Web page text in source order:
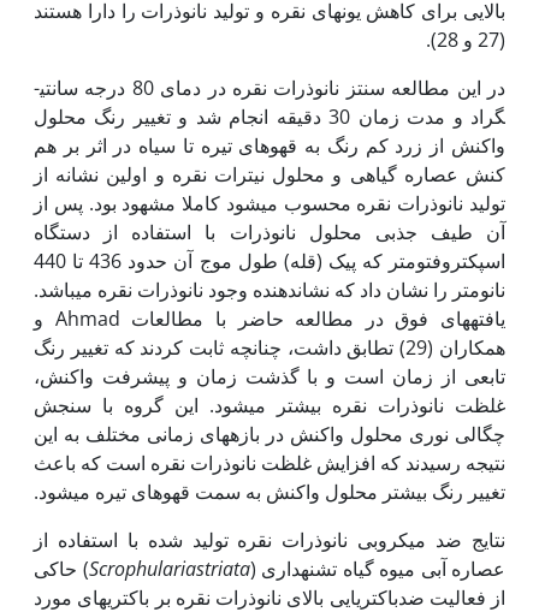
بالایی برای کاهش یون­های نقره و تولید نانوذرات را دارا هستند
(27 و 28).
در این مطالعه سنتز نانوذرات نقره در دمای 80 درجه‫ سانتی­
گراد و مدت زمان 30 دقیقه انجام شد و تغییر رنگ محلول
واکنش از زرد کم رنگ به قهوه­ای تیره تا سیاه در اثر بر هم
کنش عصاره گیاهی و محلول نیترات نقره و اولین نشانه از
تولید نانوذرات نقره محسوب می­شود کاملا مشهود بود. پس از
آن طیف جذبی محلول نانوذرات با استفاده از دستگاه
اسپکتروفتومتر که پیک (قله) طول موج آن حدود 436 تا 440
نانومتر را نشان داد که نشان‫دهنده وجود نانوذرات نقره می­باشد.
یافته­های فوق در مطالعه حاضر با مطالعات Ahmad و
همکاران (29) تطابق داشت، چنانچه ثابت کردند که تغییر رنگ
تابعی از زمان است و با گذشت زمان و پیشرفت واکنش،
غلظت نانوذرات نقره بیشتر می­شود. این گروه با سنجش
چگالی نوری محلول واکنش در بازه­های زمانی مختلف به این
نتیجه رسیدند که افزایش غلظت نانوذرات نقره است که باعث
تغییر رنگ بیشتر محلول واکنش به سمت قهوه­ای تیره می­شود.
نتایج ضد میکروبی نانوذرات نقره تولید شده با استفاده از
عصاره آبی میوه گیاه تشنه­داری (
Scrophulariastriata
) حاکی
از فعالیت ضدباکتریایی بالای نانوذرات نقره بر باکتری­های مورد